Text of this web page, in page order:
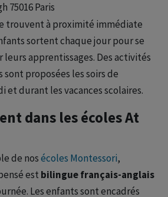
75016 Paris
trouvent à proximité immédiate
sortent chaque jour pour se
apprentissages. Des activités
sont proposées les soirs de
et durant les vacances scolaires.
dans les écoles At
de nosécoles Montessori,
est bilingue français-anglais
Les enfants sont encadrés